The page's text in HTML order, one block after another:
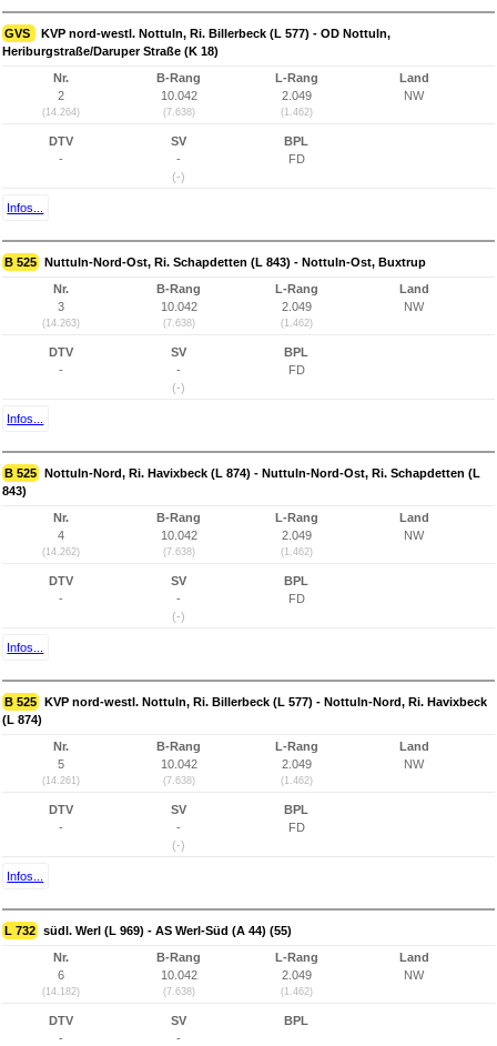
GVS
KVP nord-westl. Nottuln, Ri. Billerbeck (L 577) - OD Nottuln,
Heriburgstraße/Daruper Straße (K 18)
Nr.
2
(14.264)
B-Rang
10.042
(7.638)
L-Rang
2.049
(1.462)
Land
NW
DTV
-
SV
-
(-)
BPL
FD
Infos...
B 525 Nuttuln-Nord-Ost, Ri. Schapdetten (L 843) - Nottuln-Ost, Buxtrup
Nr.
3
(14.263)
B-Rang
10.042
(7.638)
L-Rang
2.049
(1.462)
Land
NW
DTV
-
SV
-
(-)
BPL
FD
Infos...
B 525 Nottuln-Nord, Ri. Havixbeck (L 874) - Nuttuln-Nord-Ost, Ri. Schapdetten (L
843)
Nr.
4
(14.262)
B-Rang
10.042
(7.638)
L-Rang
2.049
(1.462)
Land
NW
DTV
-
SV
-
(-)
BPL
FD
Infos...
B 525 KVP nord-westl. Nottuln, Ri. Billerbeck (L 577) - Nottuln-Nord, Ri. Havixbeck
(L 874)
Nr.
5
(14.261)
B-Rang
10.042
(7.638)
L-Rang
2.049
(1.462)
Land
NW
DTV
-
SV
-
(-)
BPL
FD
Infos...
L 732 südl. Werl (L 969) - AS Werl-Süd (A 44) (55)
Nr.
6
(14.182)
B-Rang
10.042
(7.638)
L-Rang
2.049
(1.462)
Land
NW
DTV
-
SV
-
BPL